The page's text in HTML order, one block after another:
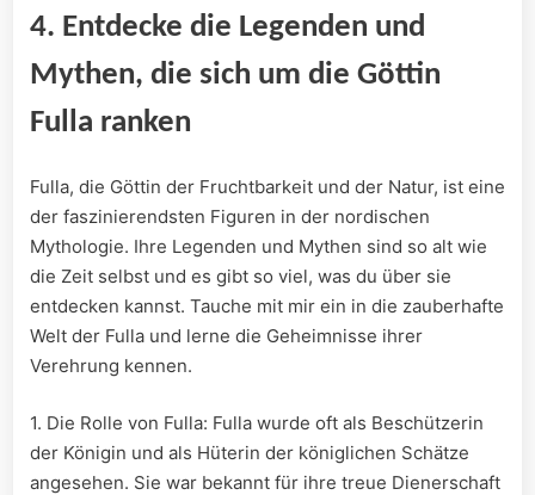
4. Entdecke ⁣die Legenden und
Mythen, die sich um die Göttin
Fulla ranken
Fulla, die Göttin der Fruchtbarkeit und der Natur, ist eine
der faszinierendsten Figuren in der nordischen
Mythologie. Ihre Legenden und Mythen sind so alt wie
die Zeit selbst und es⁣ gibt so viel, was⁤ du über sie
entdecken​ kannst. Tauche mit mir ein in die zauberhafte
Welt der ‍Fulla ‌und lerne die Geheimnisse ihrer
Verehrung kennen.
1.⁢ Die Rolle von Fulla: Fulla wurde oft als Beschützerin
der Königin und als Hüterin der königlichen Schätze
angesehen. Sie war ​bekannt für ihre treue Dienerschaft